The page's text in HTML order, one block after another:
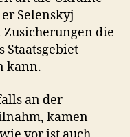
Selenskyj
Zusicherungen die
Staatsgebiet
kann.
an der
kamen